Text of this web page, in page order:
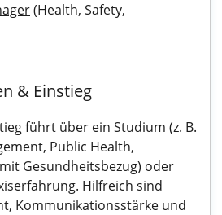
(Health, Safety,
& Einstieg
führt über ein Studium (z. B.
Public Health,
Gesundheitsbezug) oder
Hilfreich sind
Kommunikationsstärke und